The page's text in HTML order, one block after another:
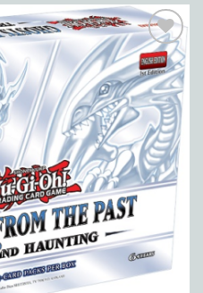
Add to
wishlist